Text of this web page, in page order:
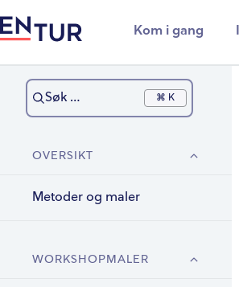
Kom i gang
Søk … ⌘ K
OVERSIKT
Metoder og maler
WORKSHOPMALER